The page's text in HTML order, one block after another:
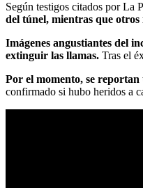
Según testigos citados por La
del túnel, mientras que
Imágenes angustiantes del
extinguir las llamas. Tras el
Por el momento, se
confirmado si hubo heridos a